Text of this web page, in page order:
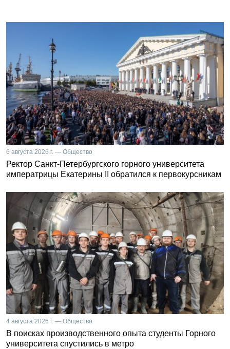
6 августа 2026 г. — Общество
Ректор Санкт-Петербургского горного университета
императрицы Екатерины II обратился к первокурсникам
4 августа 2026 г. — Общество
В поисках производственного опыта студенты Горного
университета спустились в метро